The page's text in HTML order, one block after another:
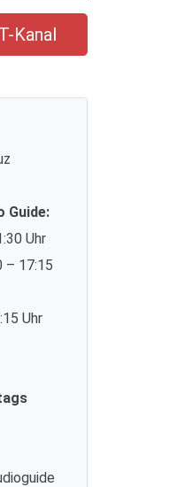
Kanal
Guide:
Uhr
– 17:15
Uhr